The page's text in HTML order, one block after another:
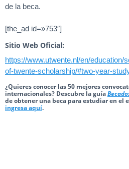
de la beca.
[the_ad id=»753″]
Sitio Web Oficial:
https://www.utwente.nl/en/education/
of-twente-scholarship/#two-year-
¿Quieres conocer las 50 mejores
internacionales? Descubre la guía
de obtener una beca para estudiar en el
ingresa aquí.